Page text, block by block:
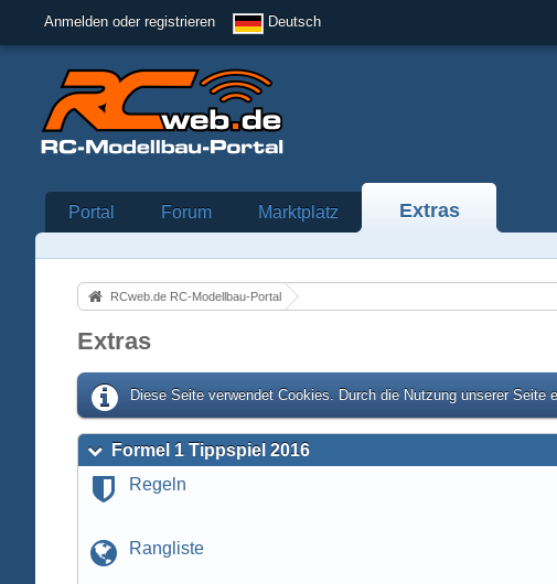
Anmelden oder registrieren Deutsch
Portal Forum Marktplatz Extras
RCweb.de RC-Modellbau-Portal
Extras
Diese Seite verwendet Cookies. Durch die Nutzung unserer
Formel 1 Tippspiel 2016
Regeln
Rangliste